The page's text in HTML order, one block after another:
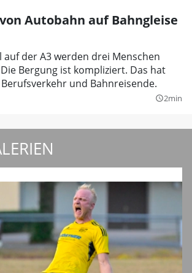
Autobahn auf Bahngleise
auf der A3 werden drei Menschen
Bergung ist kompliziert. Das hat
und Bahnreisende.
query_builder2min